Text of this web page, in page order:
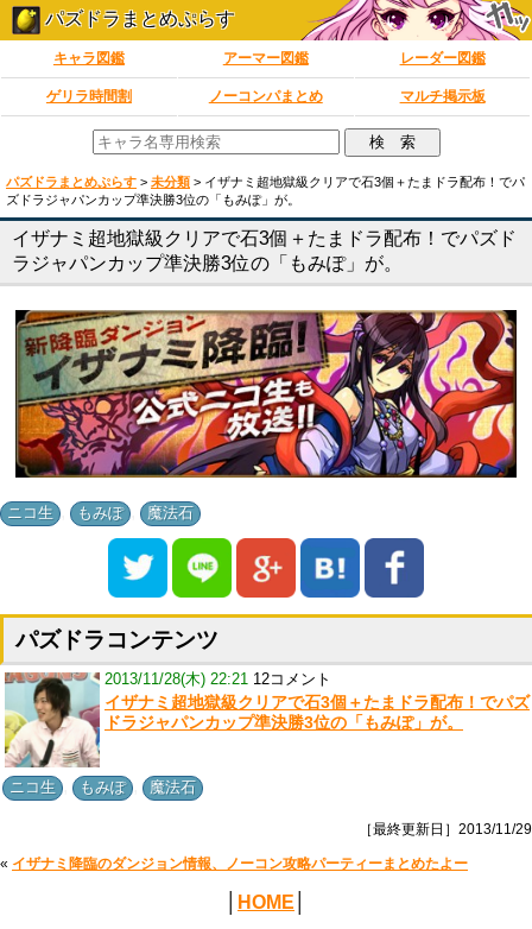
パズドラまとめぷらす
キャラ図鑑 アーマー図鑑 レーダー図鑑
ゲリラ時間割 ノーコンパまとめ マルチ掲示板
パズドラまとめぷらす > 未分類 > イザナミ超地獄級クリアで石3個＋たまドラ配布！でパ
ズドラジャパンカップ準決勝3位の「もみぽ」が。
イザナミ超地獄級クリアで石3個＋たまドラ配布！でパズド
ラジャパンカップ準決勝3位の「もみぽ」が。
ニコ生 もみぽ 魔法石
パズドラコンテンツ
2013/11/28(木) 22:21 12コメント
イザナミ超地獄級クリアで石3個＋たまドラ配布！でパズ
ドラジャパンカップ準決勝3位の「もみぽ」が。
ニコ生 もみぽ 魔法石
［最終更新日］2013/11/29
« イザナミ降臨のダンジョン情報、ノーコン攻略パーティーまとめたよー
HOME